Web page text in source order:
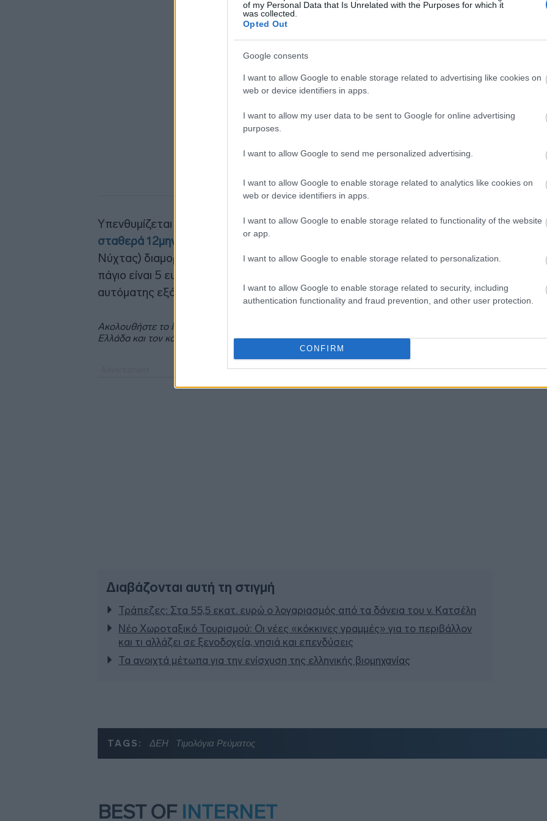
of my Personal Data that Is Unrelated with the Purposes for which it
was collected.
Opted Out
Google consents
I want to allow Google to enable storage related to advertising like cookies on
web or device identifiers in apps.
I want to allow my user data to be sent to Google for online advertising
purposes.
I want to allow Google to send me personalized advertising.
I want to allow Google to enable storage related to analytics like cookies on
web or device identifiers in apps.
I want to allow Google to enable storage related to functionality of the website
or app.
I want to allow Google to enable storage related to personalization.
I want to allow Google to enable storage related to security, including
authentication functionality and fraud prevention, and other user protection.
CONFIRM
Υπενθυμίζεται ότι η επιχείρησηανακοίνωσε επίσης σήμερα τα δύο νέα
σταθερά 12μηνα τιμολόγιά της. Στο ΔΕΗ myHomeEnter η χρέωση (Ημέρας &
Νύχτας) διαμορφώνεται στα 12,5 λεπτά του ευρώ ανά κιλοβατώρα, ενώ το
πάγιο είναι 5 ευρώ. Παράλληλα, προσφέρεται έκπτωση 2%, σε περίπτωση
αυτόματης εξόφλησης με πάγια εντολή.
Ακολουθήστε το insider.gr στο Google News
Ελλάδα και τον κόσμο.
Διαβάζονται αυτή τη στιγμή
Τράπεζες: Στα 55,5 εκατ. ευρώ ο λογαριασμός από τα δάνεια του ν. Κατσέλη
Νέο Χωροταξικό Τουρισμού: Οι νέες «κόκκινες γραμμές» για το περιβάλλον
και τι αλλάζει σε ξενοδοχεία, νησιά και επενδύσεις
Τα ανοιχτά μέτωπα για την ενίσχυση της ελληνικής βιομηχανίας
TAGS: ΔΕΗ Τιμολόγια Ρεύματος
BEST OF INTERNET